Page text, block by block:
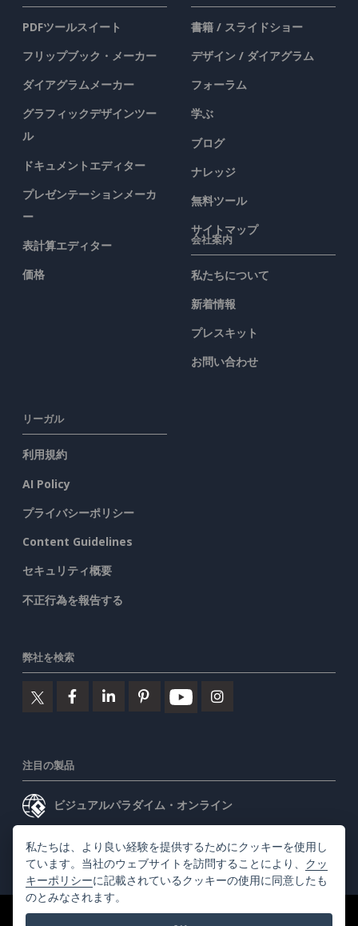
PDFツールスイート
フリップブック・メーカー
ダイアグラムメーカー
グラフィックデザインツー
ル
ドキュメントエディター
プレゼンテーションメーカ
ー
表計算エディター
価格
書籍 / スライドショー
デザイン / ダイアグラム
フォーラム
学ぶ
ブログ
ナレッジ
無料ツール
サイトマップ
会社案内
私たちについて
新着情報
プレスキット
お問い合わせ
リーガル
利用規約
AI Policy
プライバシーポリシー
Content Guidelines
セキュリティ概要
不正行為を報告する
弊社を検索
注目の製品
ビジュアルパラダイム・オンライン
ビジュアルパラダイムデスクトップ
©2026 by Visual Paradigm. 全ての権利を有する
私たちは、より良い経験を提供するためにクッキーを使用し
ています。当社のウェブサイトを訪問することにより、 クッ
キーポリシーに記載されているクッキーの使用に同意したも
のとみなされます。